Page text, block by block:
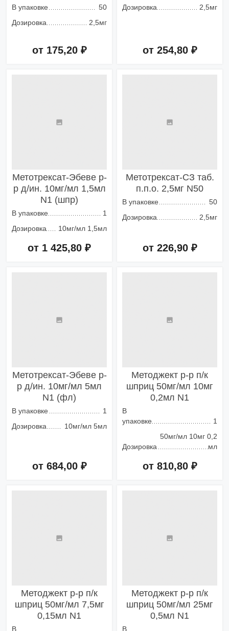
В упаковке
50
Дозировка
2,5мг
от 175,20 ₽
Дозировка
2,5мг
от 254,80 ₽
Метотрексат-Эбеве р-
р д/ин. 10мг/мл 1,5мл
N1 (шпр)
В упаковке
1
Дозировка
10мг/мл 1,5мл
от 1 425,80 ₽
Метотрексат-СЗ таб.
п.п.о. 2,5мг N50
В упаковке
50
Дозировка
2,5мг
от 226,90 ₽
Метотрексат-Эбеве р-
р д/ин. 10мг/мл 5мл
N1 (фл)
В упаковке
1
Дозировка
10мг/мл 5мл
от 684,00 ₽
Методжект р-р п/к
шприц 50мг/мл 10мг
0,2мл N1
В
упаковке
1
Дозировка
50мг/мл 10мг 0,2
мл
от 810,80 ₽
Методжект р-р п/к
шприц 50мг/мл 7,5мг
0,15мл N1
В
Методжект р-р п/к
шприц 50мг/мл 25мг
0,5мл N1
В